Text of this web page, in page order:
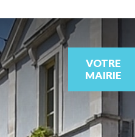
VOTRE
MAIRIE